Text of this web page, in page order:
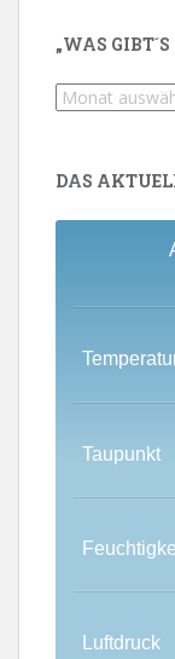
„WAS
„Was
Aktuelles?“-
DAS